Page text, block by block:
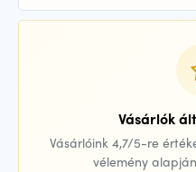
Vásárlók
Vásárlóink 4,7/5-re
vélemény